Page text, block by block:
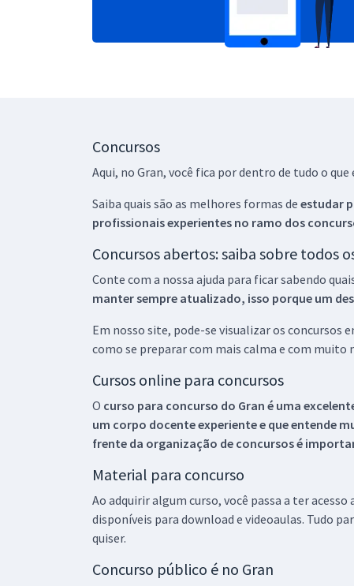
Concursos
Aqui, no Gran, você fica por dentro de tudo o
Saiba quais são as melhores formas de estudar
profissionais experientes no ramo dos
Concursos abertos: saiba sobre todos
Conte com a nossa ajuda para ficar sabendo
manter sempre atualizado, isso porque um
Em nosso site, pode-se visualizar os concursos
como se preparar com mais calma e com muito
Cursos online para concursos
O curso para concurso do Gran é uma
um corpo docente experiente e que entende
frente da organização de concursos é
Material para concurso
Ao adquirir algum curso, você passa a ter
disponíveis para download e videoaulas. Tudo
quiser.
Concurso público é no Gran